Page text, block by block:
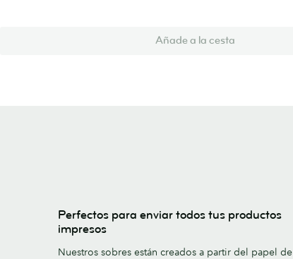
Añade a la cesta
Perfectos para enviar todos tus productos
impresos
Nuestros sobres están creados a partir del papel de